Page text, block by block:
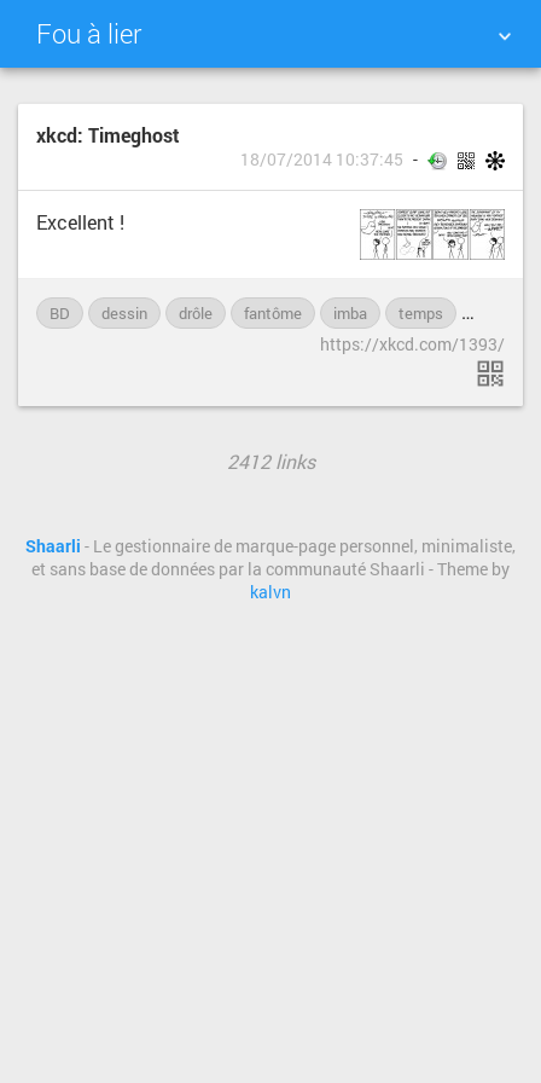
Fou à lier
NUAGE DE TAGS MUR D'IMAGES
xkcd: Timeghost
18/07/2014 10:37:45
Excellent !
BD dessin drôle fantôme imba temps
https://xkcd.com/1393/
2412 links
Shaarli - Le gestionnaire de marque-page personnel, minimaliste,
et sans base de données par la communauté Shaarli - Theme by
kalvn